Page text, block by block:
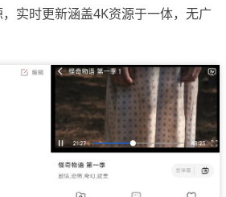
实时更新涵盖4K资源于一体，无广